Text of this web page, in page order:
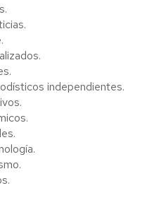
independientes.